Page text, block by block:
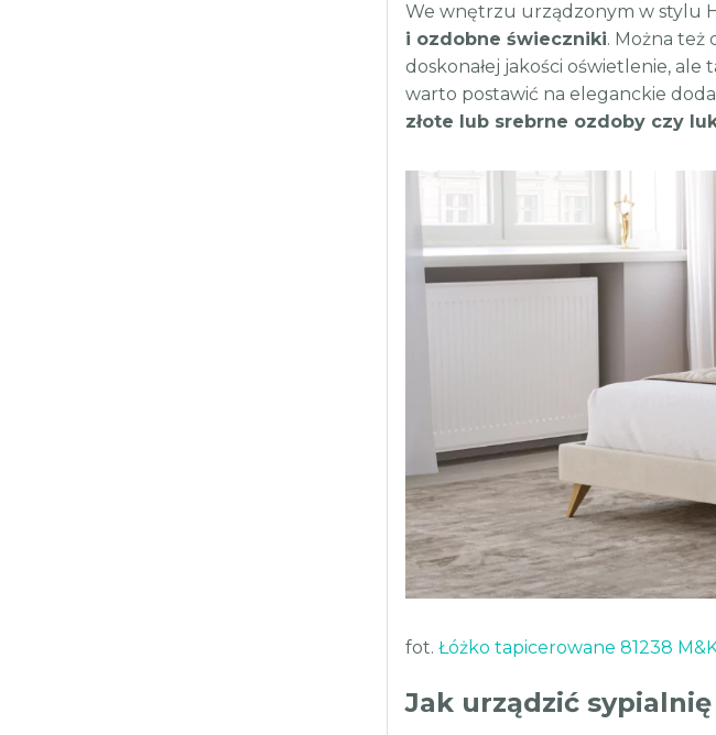
We wnętrzu urządzonym w stylu
i ozdobne świeczniki. Można też
doskonałej jakości oświetlenie,
warto postawić na eleganckie
złote lub srebrne ozdoby czy
fot. Łóżko tapicerowane 81238
Jak urządzić